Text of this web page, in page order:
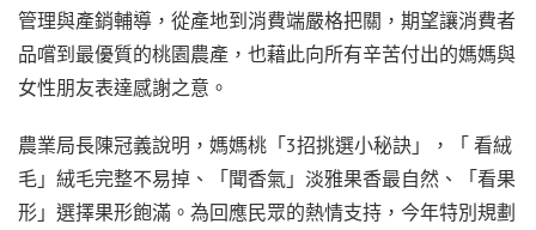
管理與產銷輔導，從產地到消費端嚴格把關，期望讓消費者
品嚐到最優質的桃園農產，也藉此向所有辛苦付出的媽媽與
女性朋友表達感謝之意。
農業局長陳冠義說明，媽媽桃「3招挑選小秘訣」，「 看絨
毛」絨毛完整不易掉、「聞香氣」淡雅果香最自然、「看果
形」選擇果形飽滿。為回應民眾的熱情支持，今年特別規劃